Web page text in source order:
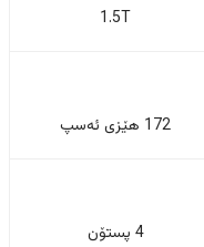
1.5T
172 هێزی ئەسپ
4 پستۆن